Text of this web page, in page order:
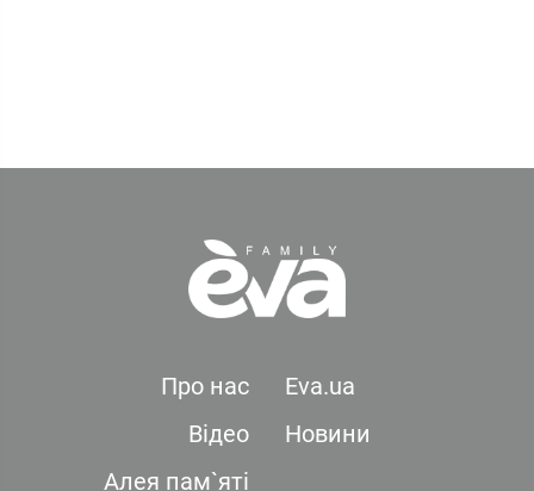
Про нас
Eva.ua
Відео
Новини
Алея пам`яті